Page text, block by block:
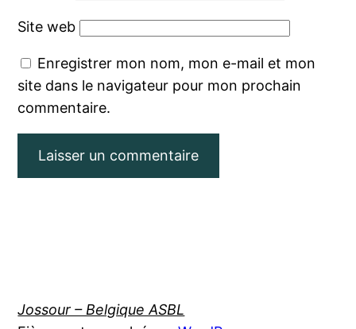
Site web
Enregistrer mon nom, mon e-mail et mon
site dans le navigateur pour mon prochain
commentaire.
Jossour – Belgique ASBL